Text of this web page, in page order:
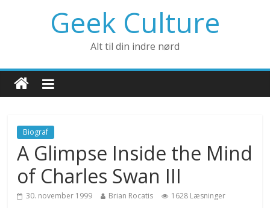
Geek Culture
Alt til din indre nørd
Biograf
A Glimpse Inside the Mind
of Charles Swan III
30. november 1999 Brian Rocatis 1628 Læsninger